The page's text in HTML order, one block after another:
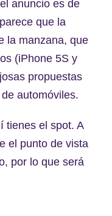
anuncio es de
que la
la manzana, que
(iPhone 5S y
propuestas
automóviles.
tienes el spot. A
el punto de vista
por lo que será